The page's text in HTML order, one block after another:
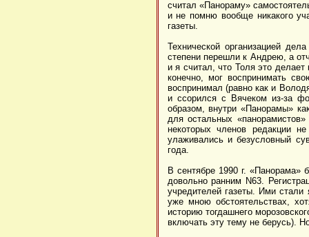
считал «Панораму»
и не помню вообще никакого
газеты.
Технической организацией
степени перешли к Андрею, а
и я считал, что Толя это
конечно, мог воспринимать
воспринимал (равно как и
и ссорился с Вячеком из-за
образом, внутри «Панорамы»
для остальных
некоторых членов редакции
улаживались и безусловный
года.
В сентябре 1990 г. «Панорама»
довольно ранним N63.
учредителей газеты. Ими
уже мною обстоятельствах,
историю тогдашнего
включать эту тему не берусь).